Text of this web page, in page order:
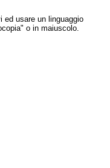
ed usare un linguaggio
o in maiuscolo.